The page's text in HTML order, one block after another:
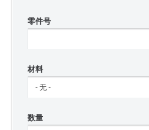
零件号
材料
数量